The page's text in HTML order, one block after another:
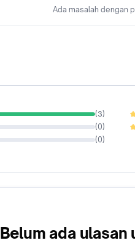
Ada masalah dengan
(3)
(0)
(0)
Belum ada